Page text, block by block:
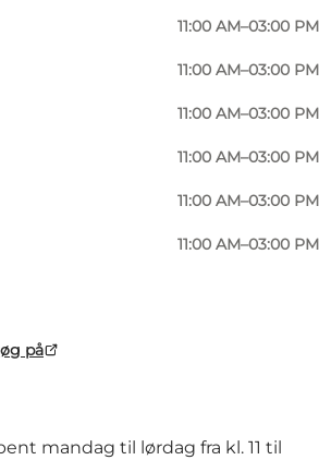
11:00 AM–03:00 PM
11:00 AM–03:00 PM
11:00 AM–03:00 PM
11:00 AM–03:00 PM
11:00 AM–03:00 PM
11:00 AM–03:00 PM
på
©
og smagerum har åbent året
også nyde et udvalg af
varer, som laves af gårdens
mandag til lørdag fra kl. 11 til